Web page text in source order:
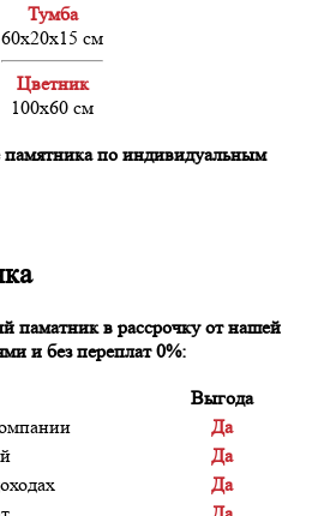
Тумба
60х20х15 см
Цветник
100х60 см
по индивидуальным
паматник в рассрочку от нашей
и без переплат 0%:
Выгода
Да
Да
Да